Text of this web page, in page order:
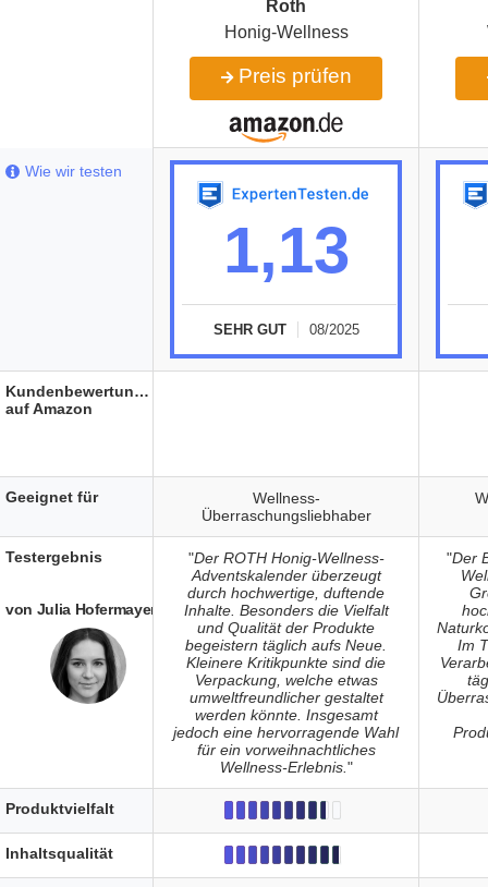
Roth
Honig-Wellness
Preis prüfen
1,13
SEHR GUT 08/2025
Wellness-
Überraschungsliebhaber
"Der ROTH Honig-Wellness-
Adventskalender überzeugt
durch hochwertige, duftende
Inhalte. Besonders die Vielfalt
und Qualität der Produkte
begeistern täglich aufs Neue.
Kleinere Kritikpunkte sind die
Verpackung, welche etwas
umweltfreundlicher gestaltet
werden könnte. Insgesamt
jedoch eine hervorragende Wahl
für ein vorweihnachtliches
Wellness-Erlebnis."
"Der
Im
Wie wir testen
Kundenbewertungen
auf Amazon
Geeignet für
Testergebnis
von Julia Hofermayer
Produktvielfalt
Inhaltsqualität